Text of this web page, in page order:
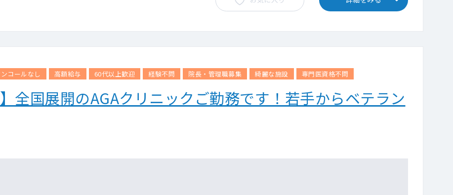
に就任しますが経営面などは本部のサポートあり、診療に集中していただけます。
コールなし 高額給与 60代以上歓迎 経験不問 院長・管理職募集 綺麗な施設 専門医資格不問
全国展開のAGAクリニックご勤務です！若手からベテラン